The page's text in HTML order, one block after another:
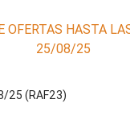
OFERTAS HASTA
25/08/25
25 (RAF23)